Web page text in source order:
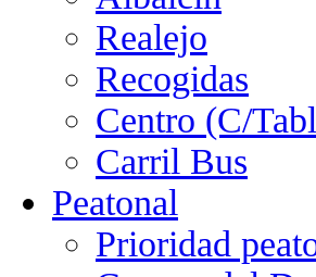
Realejo
Recogidas
Centro (C/
Carril Bus
Peatonal
Prioridad